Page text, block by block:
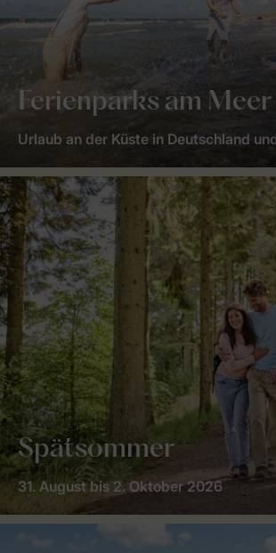
Ferienparks am Meer
Urlaub an der Küste in Deutschland
Spätsommer
31. August bis 2. Oktober 2026